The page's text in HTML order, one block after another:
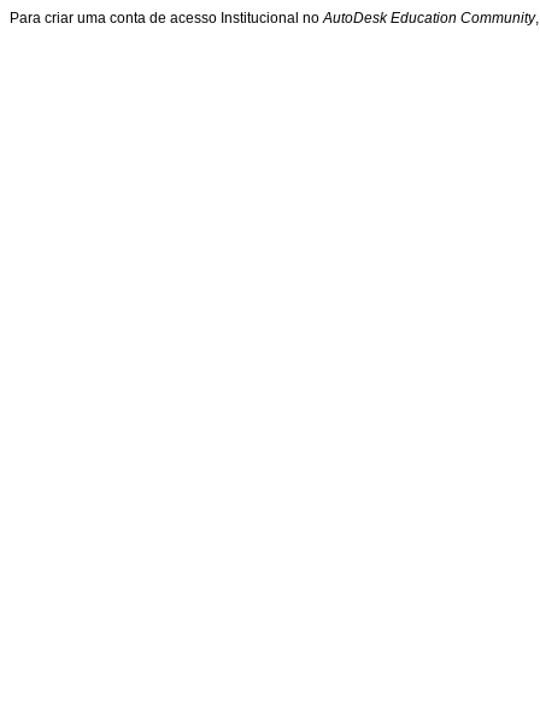
Para criar uma conta de acesso Institucional noAutoDesk Education Community